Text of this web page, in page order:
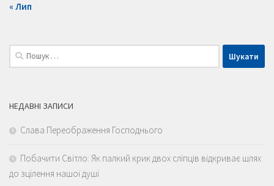
« Лип
Пошук:
НЕДАВНІ ЗАПИСИ
Слава Переображення Господнього
Побачити Світло: Як палкий крик двох сліпців відкриває шлях
до зцілення нашої душі